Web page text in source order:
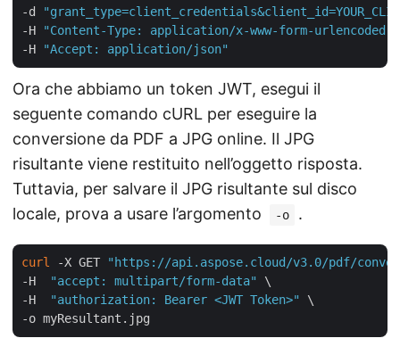
-d
-H
"Content-Type: application/x-www-form-urlencoded"
-H
"Accept: application/json"
Ora che abbiamo un token JWT, esegui il
seguente comando cURL per eseguire la
conversione da PDF a JPG online. Il JPG
risultante viene restituito nell’oggetto risposta.
Tuttavia, per salvare il JPG risultante sul disco
locale, prova a usare l’argomento
-o .
curl -X GET
"https://api.aspose.cloud/v3.0/pdf/
-H
"accept: multipart/form-data"
\
-H
"authorization: Bearer <JWT Token>"
\